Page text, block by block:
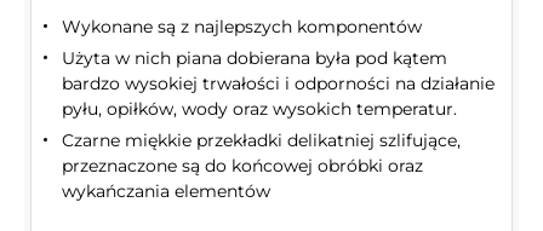
Wykonane są z najlepszych komponentów
Użyta w nich piana dobierana była pod kątem
bardzo wysokiej trwałości i odporności na działanie
pyłu, opiłków, wody oraz wysokich temperatur.
Czarne miękkie przekładki delikatniej szlifujące,
przeznaczone są do końcowej obróbki oraz
wykańczania elementów